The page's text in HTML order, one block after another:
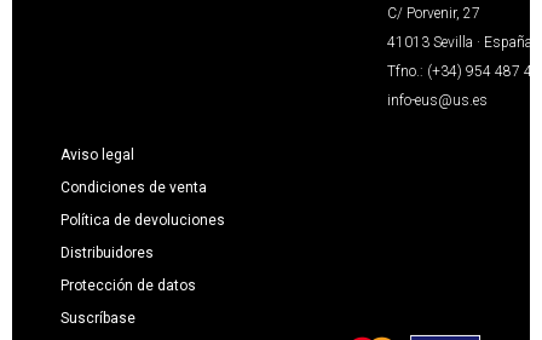
C/ Porvenir, 27
41013 Sevilla · España
Tfno.: (+34) 954 487
info-eus@us.es
Aviso legal
Condiciones de venta
Política de devoluciones
Distribuidores
Protección de datos
Suscríbase